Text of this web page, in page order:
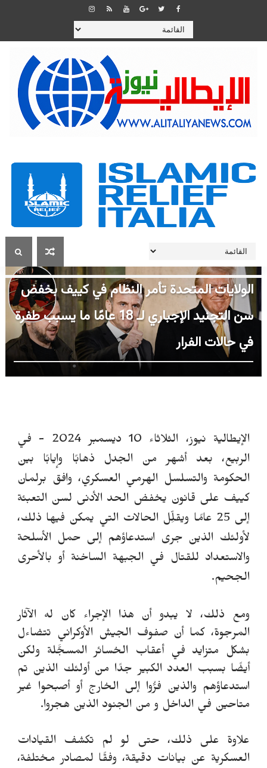
الولايات المتحدة تأمر النظام في كييف بخفض
سن التجنيد الإجباري لـ 18 عامًا ما يسبب طفرة
في حالات الفرار
الإيطالية نيوز، الثلاثاء 10 ديسمبر 2024 -
في
الربيع، بعد أشهر من الجدل ذهابًا وإيابًا بين
الحكومة والتسلسل الهرمي العسكري، وافق برلمان
كييف على قانون يخفض الحد الأدنى لسن التعبئة
إلى 25 عامًا ويقلِّل الحالات التي يمكن فيها ذلك،
لأولئك الذين جرى استدعاؤهم إلى حمل الأسلحة
والاستعداد للقتال في الجبهة الساخنة أو بالأحرى
الجحيم.
ومع ذلك، لا يبدو أن هذا الإجراء كان له الآثار
المرجوة، كما أن صفوف الجيش الأوكراني تتضاءل
بشكل متزايد في أعقاب الخسائر المسجَّلة ولكن
أيضًا بسبب العدد الكبير جدًا من أولئك الذين تم
استدعاؤهم والذين فرُّوا إلى الخارج أو أصبحوا غير
متاحين في الداخل و من الجنود الذين هجروا.
علاوة على ذلك، حتى لو لم تكشف القيادات
العسكرية عن بيانات دقيقة، وفقًا لمصادر مختلفة،